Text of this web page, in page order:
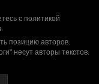
с политикой
.
позицию авторов.
несут авторы текстов.